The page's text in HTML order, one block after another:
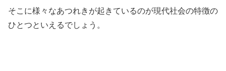
そこに様々なあつれきが起きているのが現代社会の特徴の
ひとつといえるでしょう。